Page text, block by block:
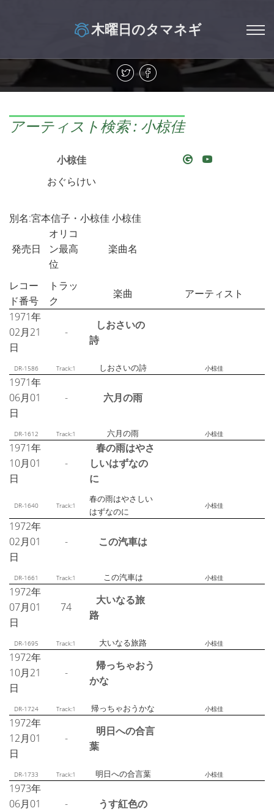
木曜日のタマネギ
アーティスト検索 : 小椋佳
小椋佳
おぐらけい
別名:宮本信子・小椋佳 小椋佳
発売日
オリコ
ン最高
位
楽曲名
レコー
ド番号
トラッ
ク
楽曲
アーティスト
1971年
02月21
日
-
しおさいの
詩
DR-1586 Track:1 しおさいの詩 小椋佳
1971年
06月01
日
- 六月の雨
DR-1612 Track:1 六月の雨 小椋佳
1971年
10月01
日
-
春の雨はやさ
しいはずなの
に
DR-1640 Track:1
春の雨はやさしい
はずなのに
小椋佳
1972年
02月01
日
- この汽車は
DR-1661 Track:1 この汽車は 小椋佳
1972年
07月01
日
74
大いなる旅
路
DR-1695 Track:1 大いなる旅路 小椋佳
1972年
10月21
日
-
帰っちゃおう
かな
DR-1724 Track:1 帰っちゃおうかな 小椋佳
1972年
12月01
日
-
明日への合言
葉
DR-1733 Track:1 明日への合言葉 小椋佳
1973年
06月01
- うす紅色の